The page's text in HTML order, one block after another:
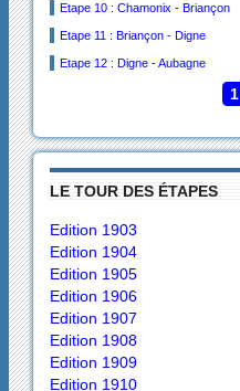
Etape 10 : Chamonix - Briançon
Etape 11 : Briançon - Digne
Etape 12 : Digne - Aubagne
1
LE TOUR DES ÉTAPES
Edition 1903
Edition 1904
Edition 1905
Edition 1906
Edition 1907
Edition 1908
Edition 1909
Edition 1910